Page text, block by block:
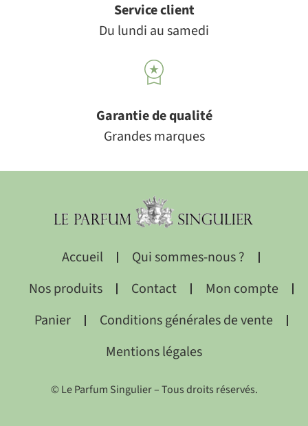
Service client
Du lundi au samedi
Garantie de qualité
Grandes marques
Accueil
Qui sommes-nous ?
Nos produits
Contact
Mon compte
Panier
Conditions générales de vente
Mentions légales
© Le Parfum Singulier – Tous droits réservés.